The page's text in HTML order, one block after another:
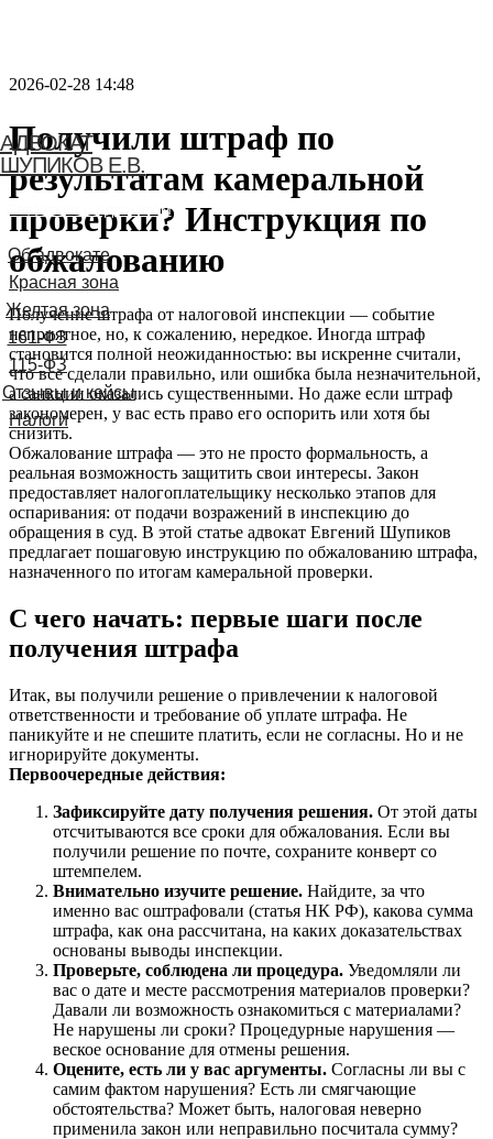
АДВОКАТ
ШУПИКОВ Е.В.
Связаться с адвокатом
2026-02-28 14:48
Получили штраф по
результатам камеральной
проверки? Инструкция по
обжалованию
Получение штрафа от налоговой инспекции — событие
неприятное, но, к сожалению, нередкое. Иногда штраф
становится полной неожиданностью: вы искренне считали,
что все сделали правильно, или ошибка была незначительной,
а санкции оказались существенными. Но даже если штраф
закономерен, у вас есть право его оспорить или хотя бы
снизить.
Обжалование штрафа — это не просто формальность, а
реальная возможность защитить свои интересы. Закон
предоставляет налогоплательщику несколько этапов для
оспаривания: от подачи возражений в инспекцию до
обращения в суд. В этой статье адвокат Евгений Шупиков
предлагает пошаговую инструкцию по обжалованию штрафа,
назначенного по итогам камеральной проверки.
С чего начать: первые шаги после
получения штрафа
Итак, вы получили решение о привлечении к налоговой
ответственности и требование об уплате штрафа. Не
паникуйте и не спешите платить, если не согласны. Но и не
игнорируйте документы.
Первоочередные действия:
Зафиксируйте дату получения решения. От этой даты
отсчитываются все сроки для обжалования. Если вы
получили решение по почте, сохраните конверт со
штемпелем.
Внимательно изучите решение. Найдите, за что
именно вас оштрафовали (статья НК РФ), какова сумма
штрафа, как она рассчитана, на каких доказательствах
основаны выводы инспекции.
Проверьте, соблюдена ли процедура. Уведомляли ли
вас о дате и месте рассмотрения материалов проверки?
Давали ли возможность ознакомиться с материалами?
Не нарушены ли сроки? Процедурные нарушения —
веское основание для отмены решения.
Оцените, есть ли у вас аргументы. Согласны ли вы с
самим фактом нарушения? Есть ли смягчающие
обстоятельства? Может быть, налоговая неверно
применила закон или неправильно посчитала сумму?